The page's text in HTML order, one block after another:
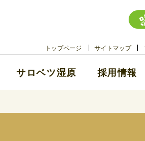
トップページ サイトマップ
サロベツ湿原 採用情報